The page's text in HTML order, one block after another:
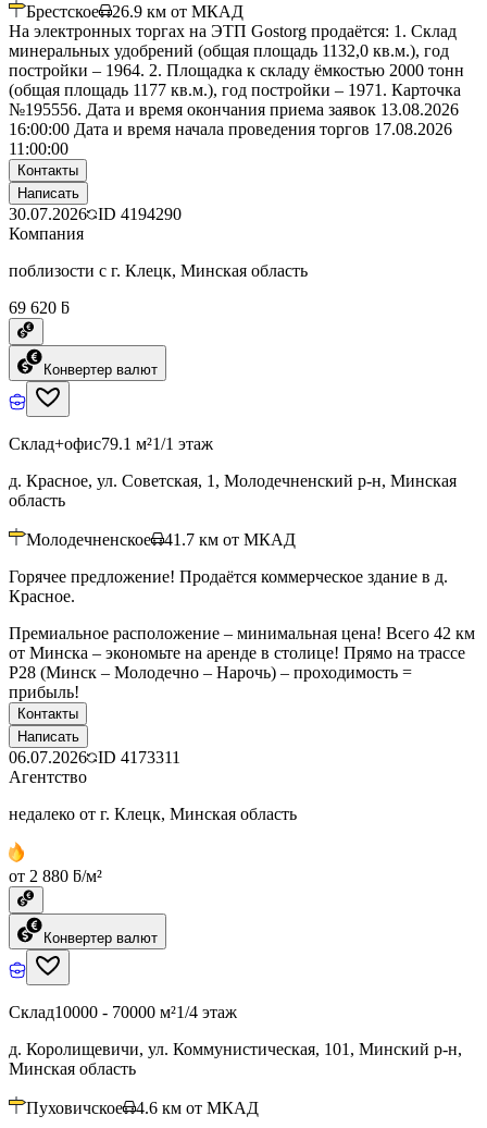
Брестское 26.9 км от МКАД
На электронных торгах на ЭТП Gostorg продаётся: 1. Склад
минеральных удобрений (общая площадь 1132,0 кв.м.), год
постройки – 1964. 2. Площадка к складу ёмкостью 2000 тонн
(общая площадь 1177 кв.м.), год постройки – 1971. Карточка
№195556. Дата и время окончания приема заявок 13.08.2026
16:00:00 Дата и время начала проведения торгов 17.08.2026
11:00:00
Контакты
Написать
30.07.2026 ID 4194290
Компания
поблизости с г. Клецк, Минская область
69 620 ƃ
Конвертер валют
Склад+офис79.1 м²1/1 этаж
д. Красное, ул. Советская, 1, Молодечненский р-н, Минская
область
Молодечненское 41.7 км от МКАД
Горячее предложение! Продаётся коммерческое здание в д.
Красное.
Премиальное расположение – минимальная цена! Всего 42 км
от Минска – экономьте на аренде в столице! Прямо на трассе
Р28 (Минск – Молодечно – Нарочь) – проходимость =
прибыль!
Контакты
Написать
06.07.2026 ID 4173311
Агентство
недалеко от г. Клецк, Минская область
от 2 880 ƃ/м²
Конвертер валют
Склад10000 - 70000 м²1/4 этаж
д. Королищевичи, ул. Коммунистическая, 101, Минский р-н,
Минская область
Пуховичское 4.6 км от МКАД